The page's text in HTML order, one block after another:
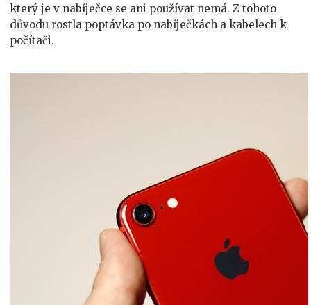
který je v nabíječce se ani používat nemá. Z tohoto
důvodu rostla poptávka po nabíječkách a kabelech k
počítači.